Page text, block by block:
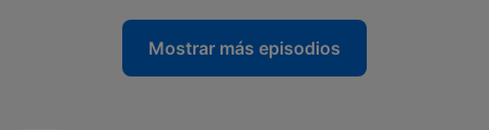
Mostrar más episodios